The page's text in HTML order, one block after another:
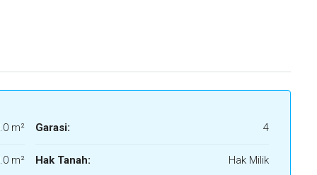
m²
m²
Garasi: 4
Hak Tanah: Hak Milik